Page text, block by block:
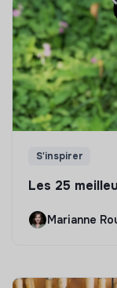
S'inspirer
Les 25
Marianne